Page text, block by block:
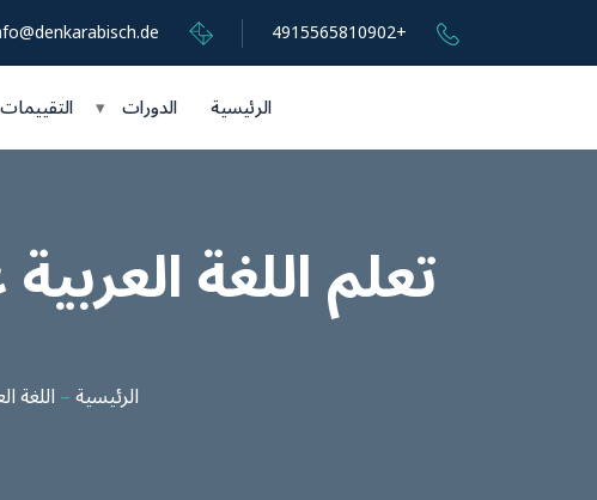
+4915565810902
الرئيسية الدورات ▾ التقييمات
تعلم اللغة
الرئيسية–اللغة